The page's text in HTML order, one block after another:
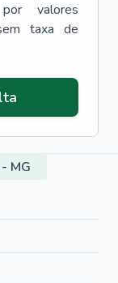
valores
taxa de
MG